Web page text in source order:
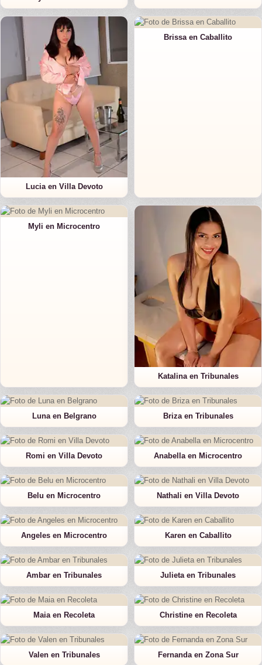
Lucia en Villa Devoto
Brissa en Caballito
Myli en Microcentro
Katalina en Tribunales
Luna en Belgrano Briza en Tribunales
Romi en Villa Devoto Anabella en Microcentro
Belu en Microcentro Nathali en Villa Devoto
Angeles en Microcentro Karen en Caballito
Ambar en Tribunales Julieta en Tribunales
Maia en Recoleta Christine en Recoleta
Valen en Tribunales Fernanda en Zona Sur